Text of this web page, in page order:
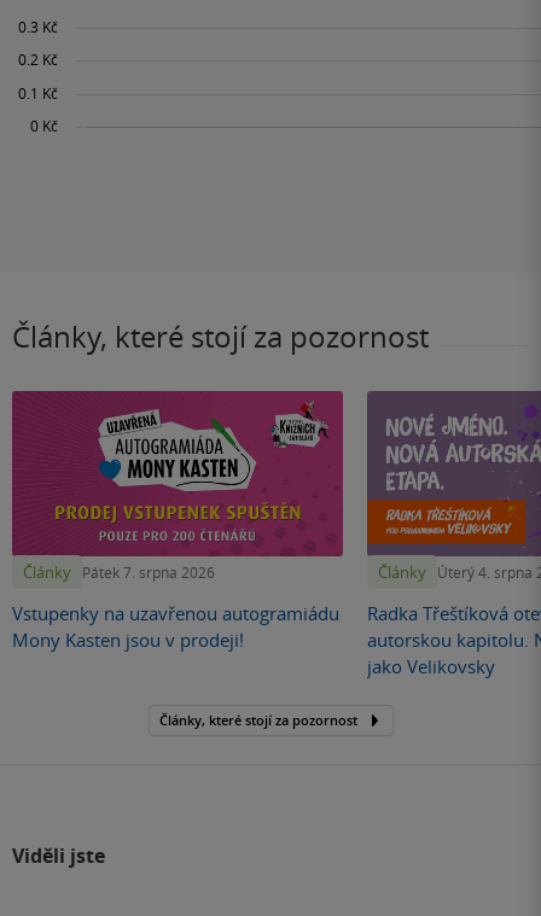
Články, které stojí za pozornost
Články Pátek 7. srpna 2026
Vstupenky na uzavřenou autogramiádu
Mony Kasten jsou v prodeji!
Články Úterý 4. srpna
Radka Třeštíková
autorskou kapitolu.
jako Velikovsky
Články, které stojí za pozornost
Viděli jste